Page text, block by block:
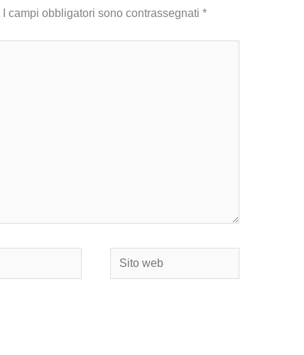
I campi obbligatori sono contrassegnati *
Sito
web